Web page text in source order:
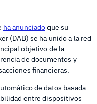
ha anunciadoque su
(DAB) se ha unido a la red
objetivo de la
de documentos y
financieras.
de datos basada
entre dispositivos